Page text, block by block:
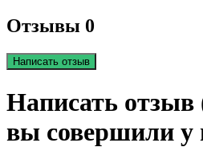
Отзывы 0
Написать отзыв
Написать отзыв
вы совершили у